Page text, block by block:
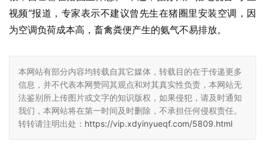
视频”报道，专家表示不建议曾先生在猪圈里安装空调，因
为空调负荷成本高，畜禽粪便产生的氨气不易排放。
本网站有部分内容均转载自其它媒体，转载目的在于传递更多
信息，并不代表本网赞同其观点和对其真实性负责，本网站无
法鉴别所上传图片或文字的知识版权，如果侵犯，请及时通知
我们，本网站将在第一时间及时删除，不承担任何侵权责任。
转转请注明出处： https://vip.xdyinyueqf.com/5809.html